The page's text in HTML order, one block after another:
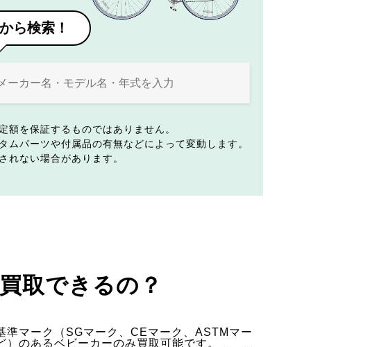
ら検索！
を保証するものではありません。
パーツや付属品の有無などによって変動します。
れない場合があります。
取できるの？
準マーク（SGマーク、CEマーク、ASTMマー
）のあるベビーカーのみ買取可能です。